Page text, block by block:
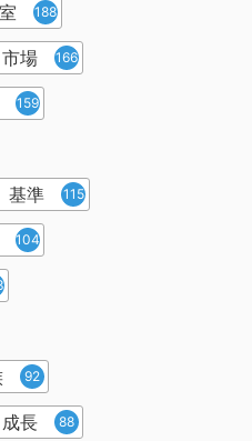
188
市場 166
159
基準 115
104
92
成長 88